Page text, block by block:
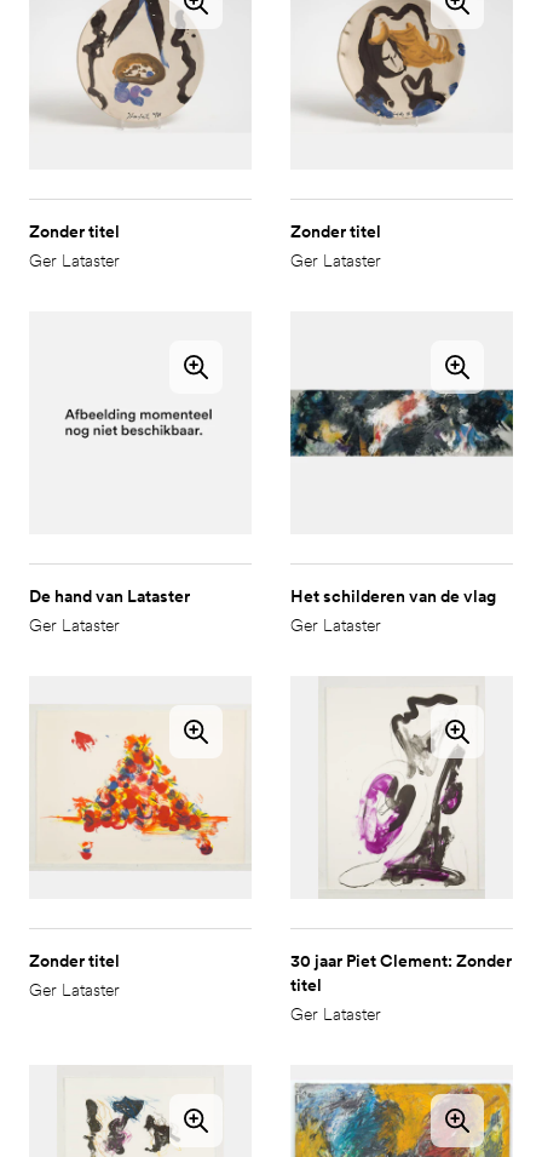
Zonder titel
Ger Lataster
Zonder titel
Ger Lataster
De hand van Lataster
Ger Lataster
Het schilderen van de vlag
Ger Lataster
Zonder titel
Ger Lataster
30 jaar Piet Clement: Zonder
titel
Ger Lataster